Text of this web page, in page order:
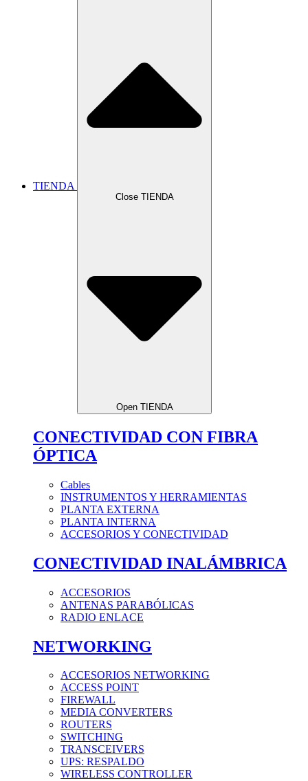
TIENDA
Close TIENDA
Open TIENDA
CONECTIVIDAD CON FIBRA
ÓPTICA
Cables
INSTRUMENTOS Y HERRAMIENTAS
PLANTA EXTERNA
PLANTA INTERNA
ACCESORIOS Y CONECTIVIDAD
CONECTIVIDAD INALÁMBRICA
ACCESORIOS
ANTENAS PARABÓLICAS
RADIO ENLACE
NETWORKING
ACCESORIOS NETWORKING
ACCESS POINT
FIREWALL
MEDIA CONVERTERS
ROUTERS
SWITCHING
TRANSCEIVERS
UPS: RESPALDO
WIRELESS CONTROLLER